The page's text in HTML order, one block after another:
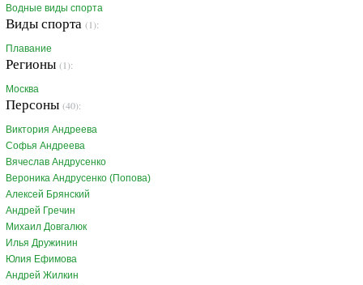
Водные виды спорта
Виды спорта (1):
Плавание
Регионы (1):
Москва
Персоны (40):
Виктория Андреева
Софья Андреева
Вячеслав Андрусенко
Вероника Андрусенко (Попова)
Алексей Брянский
Андрей Гречин
Михаил Довгалюк
Илья Дружинин
Юлия Ефимова
Андрей Жилкин